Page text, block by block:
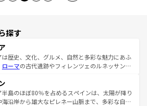
探す
は歴史、文化、グルメ、自然と多彩な魅力にあふ
ローマの古代遺跡やフィレンツェのルネッサンス
スカーナの美しい田園風景やアマルフィ海岸の絶
自然景観も見逃せない。観光の合間には、本場の
スタなど、絶品のイタリア料理を堪能することも
半島のほぼ80％を占めるスペインは、太陽が降り
海沿岸から雄大なピレネー山脈まで、多彩な自然